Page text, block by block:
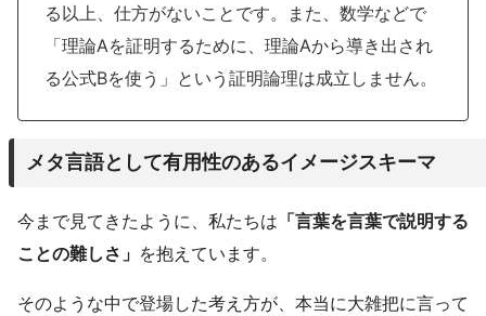
る以上、仕方がないことです。また、数学などで
「理論Aを証明するために、理論Aから導き出され
る公式Bを使う」という証明論理は成立しません。
メタ言語として有用性のあるイメージスキーマ
今まで見てきたように、私たちは 「言葉を言葉で説明する
ことの難しさ」 を抱えています。
そのような中で登場した考え方が、本当に大雑把に言って